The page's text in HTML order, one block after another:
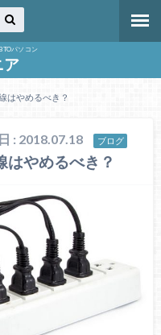
パソコン
ア
はやめるべき？
: 2018.07.18 ブログ
はやめるべき？